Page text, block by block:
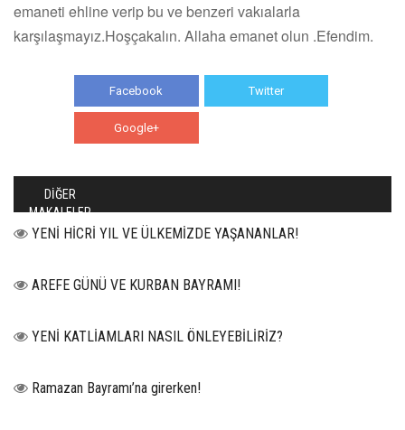
emaneti ehline verip bu ve benzeri vakıalarla
karşılaşmayız.Hoşçakalın. Allaha emanet olun .Efendim.
Facebook Twitter
Google+
DİĞER
MAKALELER
YENİ HİCRİ YIL VE ÜLKEMİZDE YAŞANANLAR!
AREFE GÜNÜ VE KURBAN BAYRAMI!
YENİ KATLİAMLARI NASIL ÖNLEYEBİLİRİZ?
Ramazan Bayramı’na girerken!